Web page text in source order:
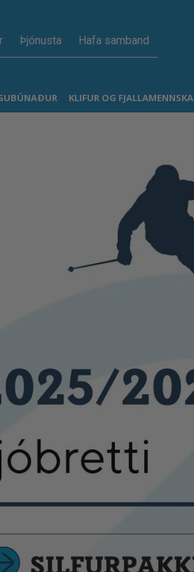
Þjónusta Hafa samband
KLIFUR OG FJALLAMENNSKA